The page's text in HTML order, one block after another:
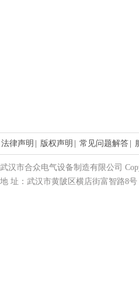
法律声明 版权声明 常见问题解答
武汉市合众电气设备制造有限公司
地 址：武汉市黄陂区横店街富智路8